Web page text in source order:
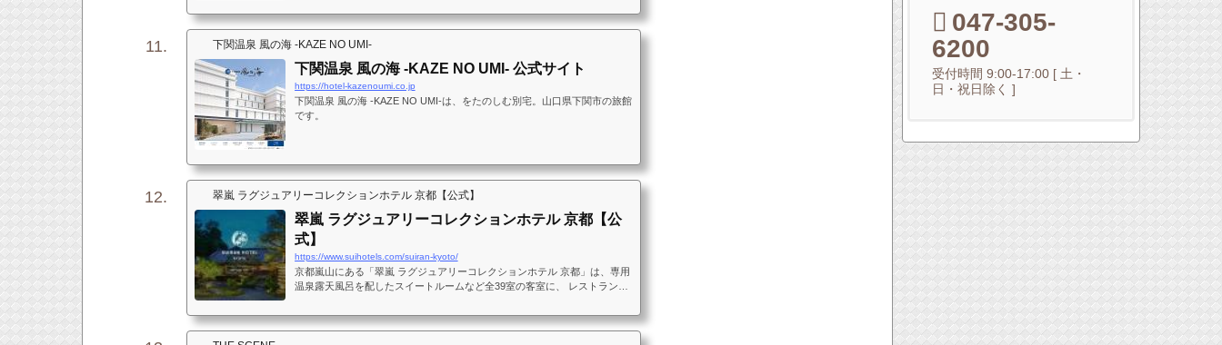
待っています。
下関温泉 風の海 -KAZE NO UMI-
下関温泉 風の海 -KAZE NO UMI- 公式サイト
https://hotel-kazenoumi.co.jp
下関温泉 風の海 -KAZE NO UMI-は、をたのしむ別宅。山口県下関市の旅館
です。
翠嵐 ラグジュアリーコレクションホテル 京都【公式】
翠嵐 ラグジュアリーコレクションホテル 京都【公
式】
https://www.suihotels.com/suiran-kyoto/
京都嵐山にある「翠嵐 ラグジュアリーコレクションホテル 京都」は、専用
温泉露天風呂を配したスイートルームなど全39室の客室に、 レストラン・
スもございます。桜や紅葉の景色とともに贅沢な時間をお楽しみくださ
い。
047-305-
6200
受付時間 9:00-17:00 [ 土・
日・祝日除く ]